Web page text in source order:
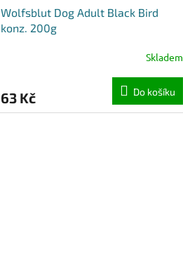
Wolfsblut Dog Adult Black Bird
konz. 200g
Skladem
63 Kč Do košíku